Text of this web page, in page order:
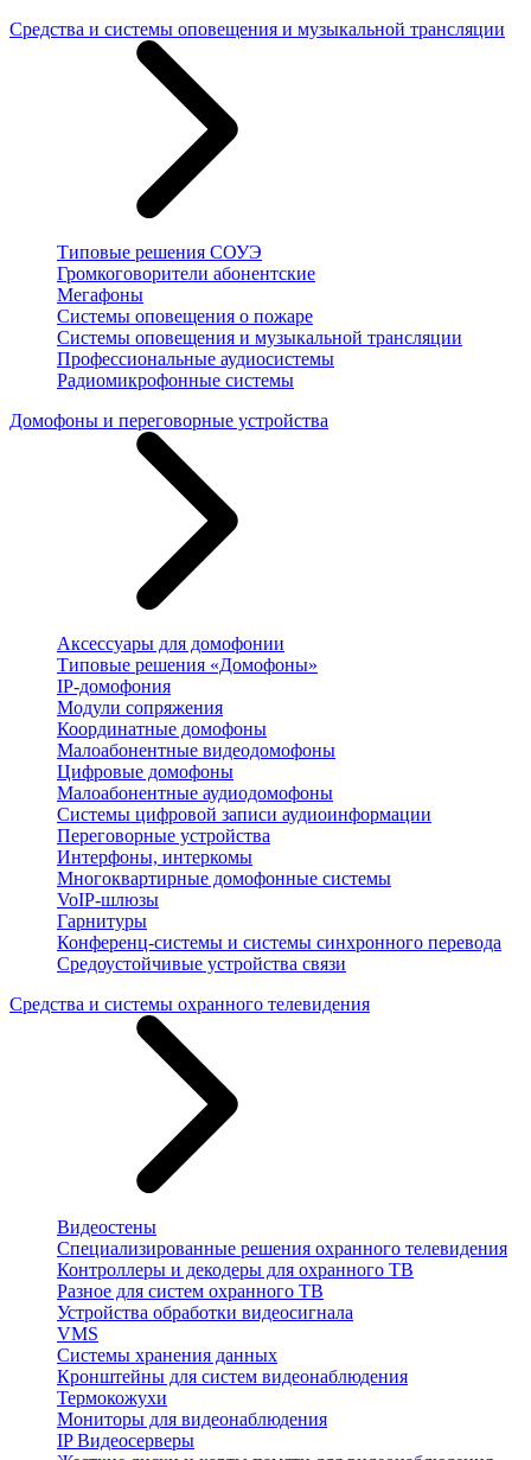
Средства и системы оповещения и музыкальной трансляции
Типовые решения СОУЭ
Громкоговорители абонентские
Мегафоны
Системы оповещения о пожаре
Системы оповещения и музыкальной трансляции
Профессиональные аудиосистемы
Радиомикрофонные системы
Домофоны и переговорные устройства
Аксессуары для домофонии
Типовые решения «Домофоны»
IP-домофония
Модули сопряжения
Координатные домофоны
Малоабонентные видеодомофоны
Цифровые домофоны
Малоабонентные аудиодомофоны
Системы цифровой записи аудиоинформации
Переговорные устройства
Интерфоны, интеркомы
Многоквартирные домофонные системы
VoIP-шлюзы
Гарнитуры
Конференц-системы и системы синхронного перевода
Средоустойчивые устройства связи
Средства и системы охранного телевидения
Видеостены
Специализированные решения охранного телевидения
Контроллеры и декодеры для охранного ТВ
Разное для систем охранного ТВ
Устройства обработки видеосигнала
VMS
Системы хранения данных
Кронштейны для систем видеонаблюдения
Термокожухи
Мониторы для видеонаблюдения
IP Видеосерверы